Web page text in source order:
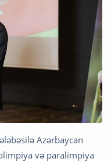
Azərbaycan
və paralimpiya